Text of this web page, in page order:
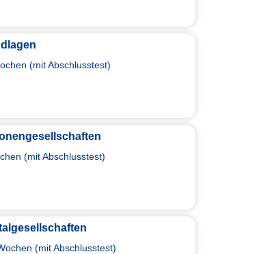
(mit Abschlusstest)
(mit Abschlusstest)
(mit Abschlusstest)